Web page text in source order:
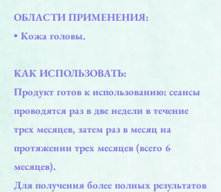
ОБЛАСТИ ПРИМЕНЕНИЯ:
• Кожа головы.
КАК ИСПОЛЬЗОВАТЬ:
Продукт готов к использованию: сеансы
проводятся раз в две недели в течение
трех месяцев, затем раз в месяц на
протяжении трех месяцев (всего 6
месяцев).
Для получения более полных результатов